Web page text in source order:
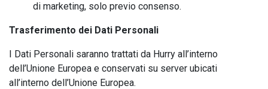
di marketing, solo previo consenso.
Trasferimento dei Dati Personali
I Dati Personali saranno trattati da Hurry all’interno
dell’Unione Europea e conservati su server ubicati
all’interno dell’Unione Europea.